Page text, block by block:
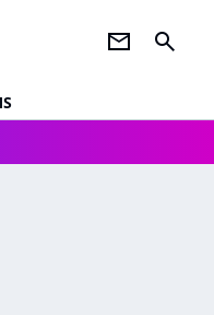
newsletter search